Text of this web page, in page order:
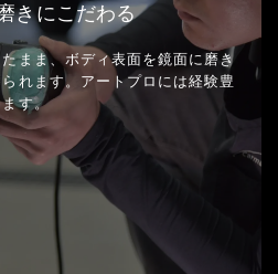
きにこだわる
まま、ボディ表面を鏡面に磨き
れます。 アートプロには経験豊
す。